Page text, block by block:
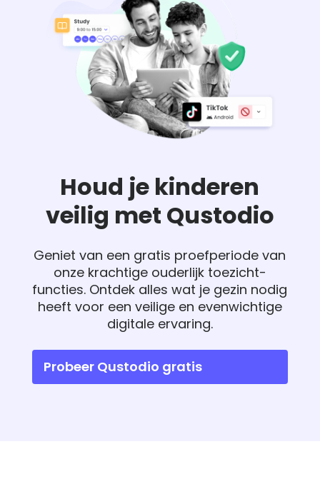
Houd je kinderen
veilig met Qustodio
Geniet van een gratis proefperiode van
onze krachtige ouderlijk toezicht-
functies. Ontdek alles wat je gezin nodig
heeft voor een veilige en evenwichtige
digitale ervaring.
Probeer Qustodio gratis